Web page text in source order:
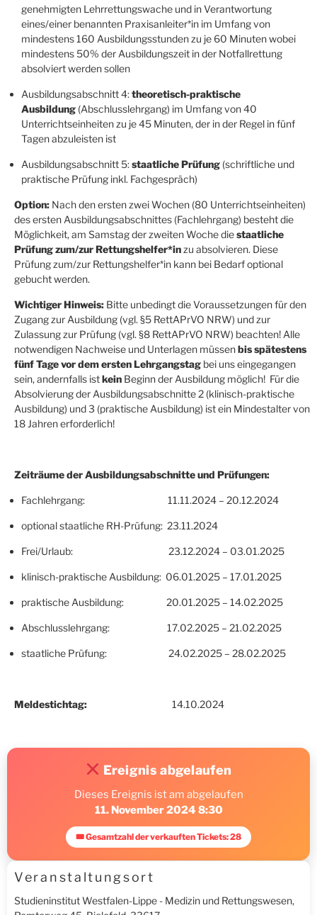
genehmigten Lehrrettungswache und in Verantwortung
eines/einer benannten Praxisanleiter*in im Umfang von
mindestens 160 Ausbildungsstunden zu je 60 Minuten wobei
mindestens 50% der Ausbildungszeit in der Notfallrettung
absolviert werden sollen
Ausbildungsabschnitt 4:theoretisch-praktische
Ausbildung (Abschlusslehrgang) im Umfang von 40
Unterrichtseinheiten zu je 45 Minuten, der in der Regel in fünf
Tagen abzuleisten ist
Ausbildungsabschnitt 5:staatliche Prüfung (schriftliche und
praktische Prüfung inkl. Fachgespräch)
Option: Nach den ersten zwei Wochen (80 Unterrichtseinheiten)
des ersten Ausbildungsabschnittes (Fachlehrgang) besteht die
Möglichkeit, am Samstag der zweiten Woche diestaatliche
Prüfung zum/zur Rettungshelfer*in zu absolvieren. Diese
Prüfung zum/zur Rettungshelfer*in kann bei Bedarf optional
gebucht werden.
Wichtiger Hinweis: Bitte unbedingt die Voraussetzungen für den
Zugang zur Ausbildung (vgl. §5 RettAPrVO NRW) und zur
Zulassung zur Prüfung (vgl. §8 RettAPrVO NRW) beachten! Alle
notwendigen Nachweise und Unterlagen müssenbis spätestens
fünf Tage vor dem ersten Lehrgangstag bei uns eingegangen
sein, andernfalls istkein Beginn der Ausbildung möglich! Für die
Absolvierung der Ausbildungsabschnitte 2 (klinisch-praktische
Ausbildung) und 3 (praktische Ausbildung) ist ein Mindestalter von
18 Jahren erforderlich!
Zeiträume der Ausbildungsabschnitte und Prüfungen:
Fachlehrgang: 11.11.2024 – 20.12.2024
optional staatliche RH-Prüfung: 23.11.2024
Frei/Urlaub: 23.12.2024 – 03.01.2025
klinisch-praktische Ausbildung: 06.01.2025 – 17.01.2025
praktische Ausbildung: 20.01.2025 – 14.02.2025
Abschlusslehrgang: 17.02.2025 – 21.02.2025
staatliche Prüfung: 24.02.2025 – 28.02.2025
Meldestichtag: 14.10.2024
Ereignis abgelaufen
Dieses Ereignis ist am abgelaufen
11. November 2024 8:30
🎟 Gesamtzahl der verkauften Tickets: 28
Veranstaltungsort
Studieninstitut Westfalen-Lippe - Medizin und Rettungswesen,